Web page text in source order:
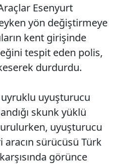
Esenyurt
yön değiştirmeye
kent girişinde
tespit eden polis,
durdurdu.
uyruklu uyuşturucu
skunk yüklü
uyuşturucu
sürücüsü Türk
görünce